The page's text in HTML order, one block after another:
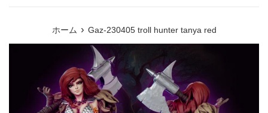
ホーム › Gaz-230405 troll hunter tanya red